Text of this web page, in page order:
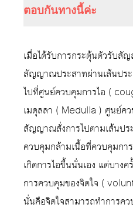
ตอบกันทางนี้ค่ะ
เมื่อได้รับการกระตุ้นตัวรับสั
สัญญาณประสาทผ่านเส้นปร
ไปที่ศูนย์ควบคุมการไอ (
เมดุลลา ( Medulla ) ศูนย์ค
สัญญาณสั่งการไปตามเส้นป
ควบคุมกล้ามเนื้อที่ควบคุมกา
เกิดการไอขึ้นนั่นเอง แต่บางค
การควบคุมของจิตใจ (
นั่นคือจิตใจสามารถทำการค